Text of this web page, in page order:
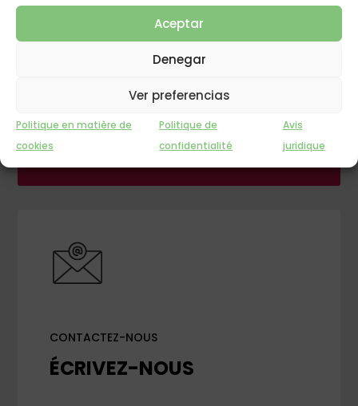
Aceptar
Denegar
Ver preferencias
Politique en matière de
cookies
Politique de
confidentialité
Avis
juridique
L'INNOVATION AU
REPOS !
CONTACTEZ-NOUS
ÉCRIVEZ-NOUS